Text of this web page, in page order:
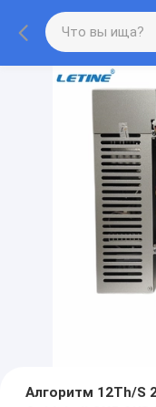
Алгоритм 12Th/S